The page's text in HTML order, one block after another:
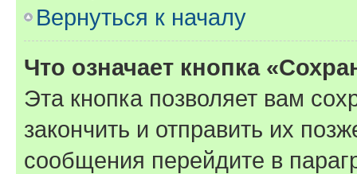
Вернуться к началу
Что означает кнопка
Эта кнопка позволяет вам
закончить и отправить их
сообщения перейдите в